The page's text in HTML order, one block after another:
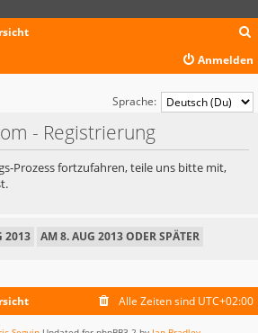
c
Anmelden
Sprache:
- Registrierung
Prozess fortzufahren, teile uns bitte mit,
Alle Zeiten sind UTC+02:00